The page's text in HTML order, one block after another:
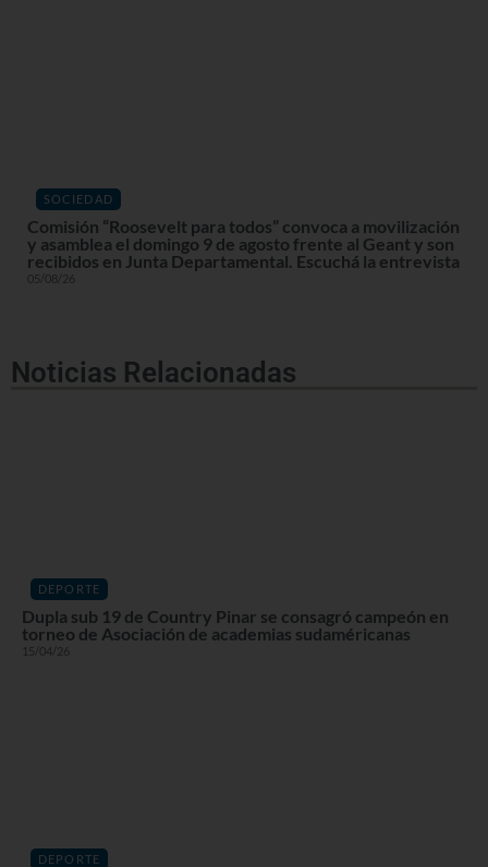
SOCIEDAD
Comisión “Roosevelt para todos” convoca a movilización
y asamblea el domingo 9 de agosto frente al Geant y son
recibidos en Junta Departamental. Escuchá la entrevista
05/08/26
Noticias Relacionadas
DEPORTE
Dupla sub 19 de Country Pinar se consagró campeón en
torneo de Asociación de academias sudaméricanas
15/04/26
DEPORTE